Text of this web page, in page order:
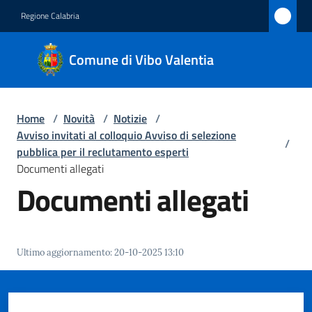
Regione Calabria
Comune di Vibo Valentia
Comune
di Vibo
Valentia
Amministrazione
Novità
Menu selezionato
Valentia
Home / Novità / Notizie /
Avviso invitati al colloquio Avviso di selezione
pubblica per il reclutamento esperti
/
Documenti allegati
Documenti allegati
Ultimo aggiornamento:20-10-2025 13:10